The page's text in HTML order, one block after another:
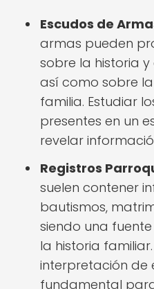
Escudos de
armas pueden
sobre la historia
así como sobre
familia. Estudiar
presentes en un
revelar
Registros
suelen contener
bautismos,
siendo una
la historia
interpretación de
fundamental